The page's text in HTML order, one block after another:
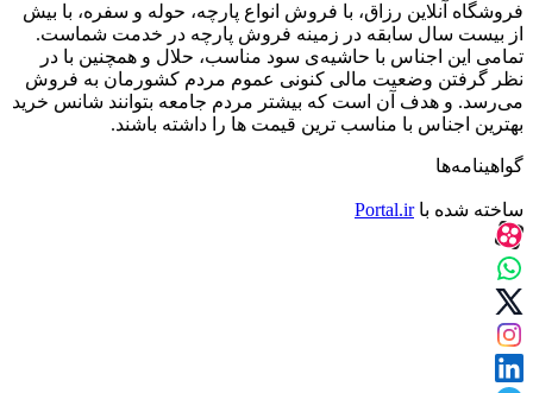
فروشگاه آنلاین رزاق، با فروش انواع پارچه، حوله و سفره، با بیش
از بیست سال سابقه در زمینه فروش پارچه در خدمت شماست.
تمامی این اجناس با حاشیه‌ی سود مناسب، حلال و همچنین با در
نظر گرفتن وضعیت مالی کنونی عموم مردم کشورمان به فروش
می‌رسد. و هدف آن است که بیشتر مردم جامعه بتوانند شانس خرید
بهترین اجناس با مناسب ترین قیمت ها را داشته باشند.
گواهینامه‌ها
ساخته شده باPortal.ir